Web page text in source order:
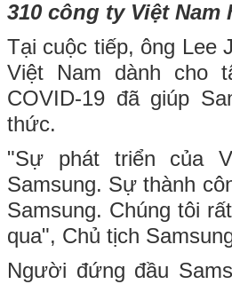
310 công ty Việt
Tại cuộc tiếp, ông Lee
Việt Nam dành cho
COVID-19 đã giúp
thức.
"Sự phát triển của
Samsung. Sự thành
Samsung. Chúng tôi
qua", Chủ tịch
Người đứng đầu